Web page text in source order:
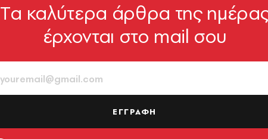
Tα καλύτερα άρθρα της
έρχονται στο mail σου
ΕΓΓΡΑΦΗ